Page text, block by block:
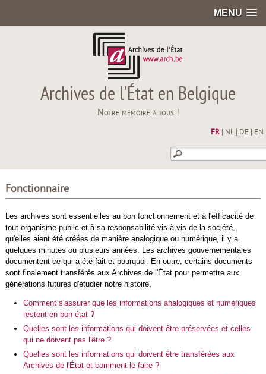
MENU
Archives de l'État en Belgique
Notre mémoire à tous !
FR| NL| DE EN
Fonctionnaire
Les archives sont essentielles au bon fonctionnement et à l'efficacité de
tout organisme public et à sa responsabilité vis-à-vis de la société,
qu'elles aient été créées de manière analogique ou numérique, il y a
quelques minutes ou plusieurs années. Les archives gouvernementales
documentent ce qui a été fait et pourquoi. En outre, certains documents
sont finalement transférés aux Archives de l'État pour permettre aux
générations futures d'étudier notre histoire.
Comment s'assurer que les informations analogiques et numériques
restent en bon état ?
Quelles sont les informations qui doivent être préservées et celles
qui ne doivent pas l'être ?
Quelles sont les informations qui doivent être transférées aux
Archives de l'État et comment le faire ?